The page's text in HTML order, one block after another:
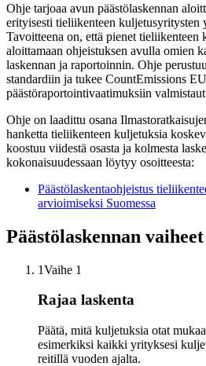
Ohje tarjoaa avun päästölaskennan
erityisesti tieliikenteen kuljetusyritysten
Tavoitteena on, että pienet
aloittamaan ohjeistuksen avulla omien
laskennan ja raportoinnin. Ohje
standardiin ja tukee CountEmissions
päästöraportointivaatimuksiin
Ohje on laadittu osana
hanketta tieliikenteen kuljetuksia
koostuu viidestä osasta ja kolmesta
kokonaisuudessaan löytyy osoitteesta:
Päästölaskentaohjeistus
arvioimiseksi Suomessa
Päästölaskennan vaiheet
1Vaihe 1
Rajaa laskenta
Päätä, mitä kuljetuksia otat
esimerkiksi kaikki yrityksesi
reitillä vuoden ajalta.